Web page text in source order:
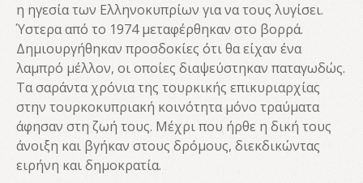
η ηγεσία των Ελληνοκυπρίων για να τους λυγίσει.
Ύστερα από το 1974 μεταφέρθηκαν στο βορρά.
Δημιουργήθηκαν προσδοκίες ότι θα είχαν ένα
λαμπρό μέλλον, οι οποίες διαψεύστηκαν παταγωδώς.
Τα σαράντα χρόνια της τουρκικής επικυριαρχίας
στην τουρκοκυπριακή κοινότητα μόνο τραύματα
άφησαν στη ζωή τους. Μέχρι που ήρθε η δική τους
άνοιξη και βγήκαν στους δρόμους, διεκδικώντας
ειρήνη και δημοκρατία.